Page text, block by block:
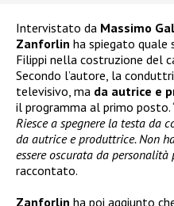
Intervistato da Massimo
Zanforlin ha spiegato quale
Filippi nella costruzione del
Secondo l’autore, la
televisivo, ma da autrice e
il programma al primo posto.
Riesce a spegnere la testa da
da autrice e produttrice. Non
essere oscurata da
raccontato.
Zanforlin ha poi aggiunto